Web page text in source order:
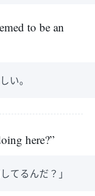
to be an
い。
here?”
るんだ？」